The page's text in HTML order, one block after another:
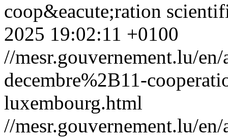
coop&eacute;ration
2025 19:02:11 +0100
//mesr.gouvernement.lu/
decembre%2B11-
luxembourg.html
//mesr.gouvernement.lu/